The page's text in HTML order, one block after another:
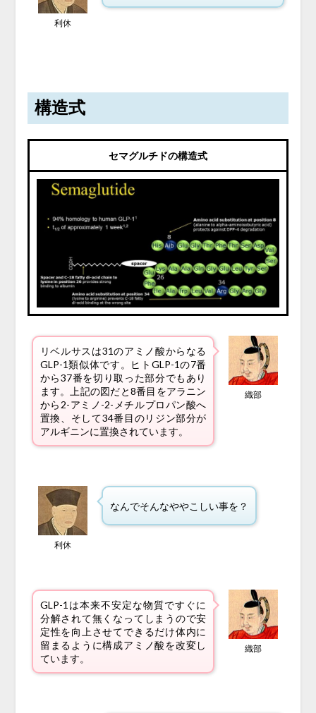
利休
構造式
セマグルチドの構造式
リベルサスは31のアミノ酸からなる
GLP-1類似体です。ヒトGLP-1の7番
から37番を切り取った部分でもあり
ます。上記の図だと8番目をアラニン
から2-アミノ-2-メチルプロパン酸へ
置換、そして34番目のリジン部分が
アルギニンに置換されています。
織部
利休
なんでそんなややこしい事を？
GLP-1は本来不安定な物質ですぐに
分解されて無くなってしまうので安
定性を向上させてできるだけ体内に
留まるように構成アミノ酸を改変し
ています。
織部